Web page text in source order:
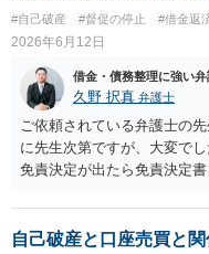
#自己破産 #督促の停止 #借金返
2026年6月12日
借金・債務整理に強い弁
久野 択真 弁護士
ご依頼されている弁護士の
に先生次第ですが、大変で
免責決定が出たら免責決定
自己破産と口座売買と関